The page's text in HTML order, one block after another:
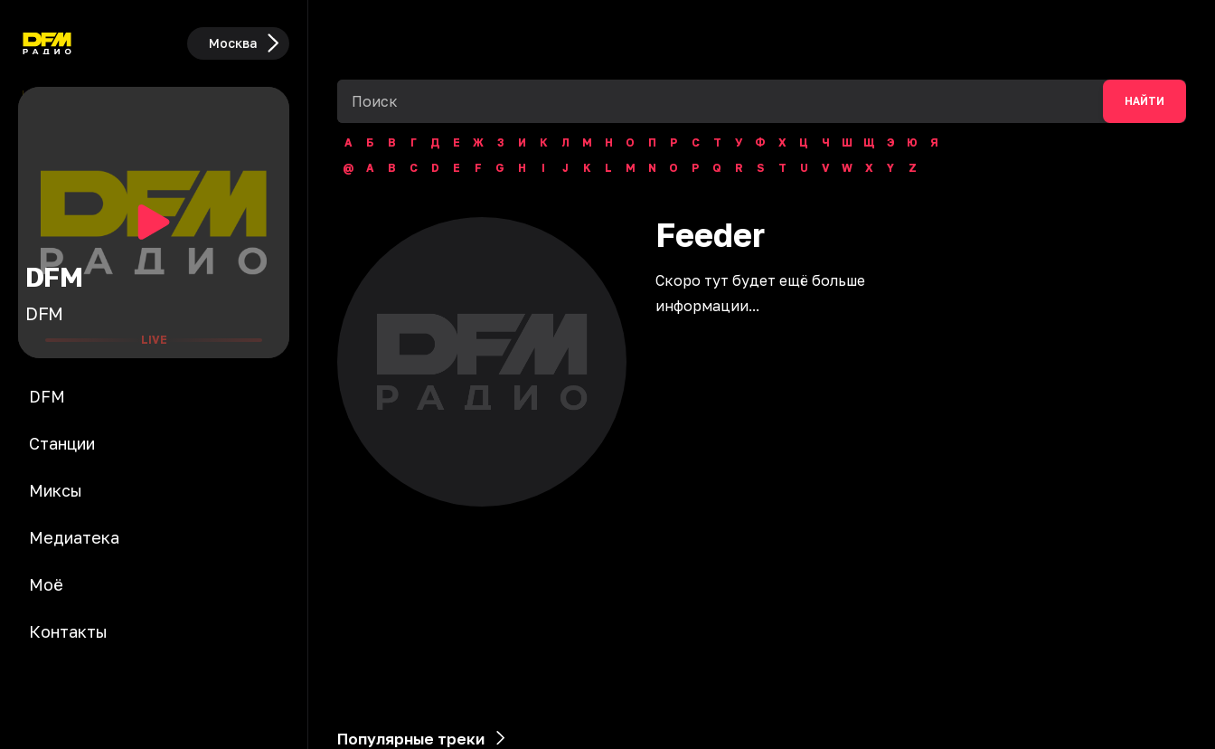
Москва
DFM
DFM
LIVE
DFM
Станции
Миксы
Медиатека
Моё
Контакты
НАЙТИ
А Б В Г Д Е Ж З И К Л М Н О П Р С Т У Ф Х Ц Ч Ш Щ Э Ю
Я
@
A B C D E F G H I J K L M N O P Q R S T U V W X Y Z
Feeder
Скоро тут будет ещё больше
информации...
Популярные треки